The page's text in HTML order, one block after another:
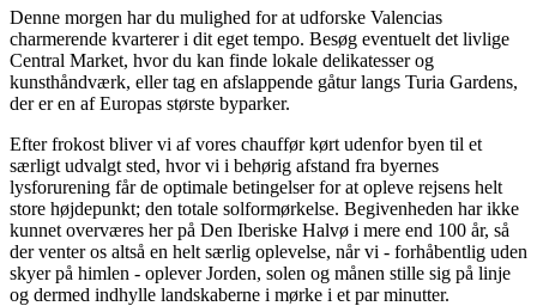
Denne morgen har du mulighed for at udforske Valencias
charmerende kvarterer i dit eget tempo. Besøg eventuelt det livlige
Central Market, hvor du kan finde lokale delikatesser og
kunsthåndværk, eller tag en afslappende gåtur langs Turia Gardens,
der er en af Europas største byparker.
Efter frokost bliver vi af vores chauffør kørt udenfor byen til et
særligt udvalgt sted, hvor vi i behørig afstand fra byernes
lysforurening får de optimale betingelser for at opleve rejsens helt
store højdepunkt; den totale solformørkelse. Begivenheden har ikke
kunnet overværes her på Den Iberiske Halvø i mere end 100 år, så
der venter os altså en helt særlig oplevelse, når vi - forhåbentlig uden
skyer på himlen - oplever Jorden, solen og månen stille sig på linje
og dermed indhylle landskaberne i mørke i et par minutter.